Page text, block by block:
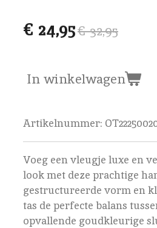
€ 24,95€ 32,95
In winkelwagen
Artikelnummer:
Voeg een vleugje luxe en
look met deze prachtige
gestructureerde vorm en
tas de perfecte balans
opvallende goudkleurige